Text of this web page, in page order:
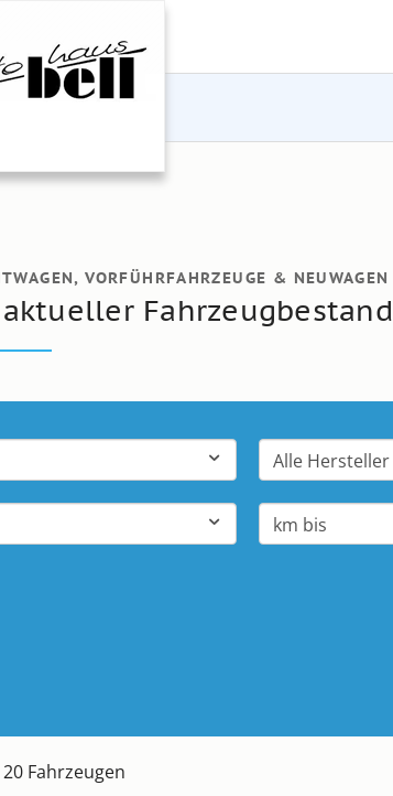
VORFÜHRFAHRZEUGE & NEUWAGEN
Fahrzeugbestand
Fahrzeugen